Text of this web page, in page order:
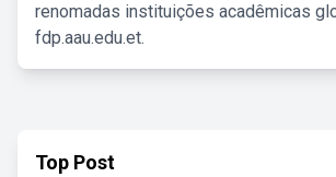
renomadas instituições acadêmicas
fdp.aau.edu.et.
Top Post